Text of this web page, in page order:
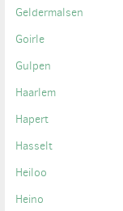
Geldermalsen
Goirle
Gulpen
Haarlem
Hapert
Hasselt
Heiloo
Heino